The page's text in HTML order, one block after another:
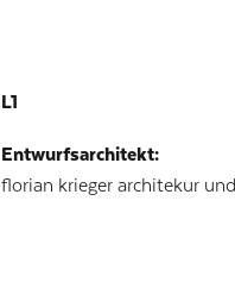
L1
Entwurfsarchitekt:
florian krieger architekur